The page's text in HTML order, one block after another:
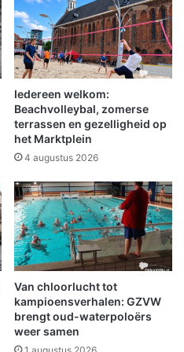
Iedereen welkom:
Beachvolleybal, zomerse
terrassen en gezelligheid op
het Marktplein
4 augustus 2026
Van chloorlucht tot
kampioensverhalen: GZVW
brengt oud-waterpoloërs
weer samen